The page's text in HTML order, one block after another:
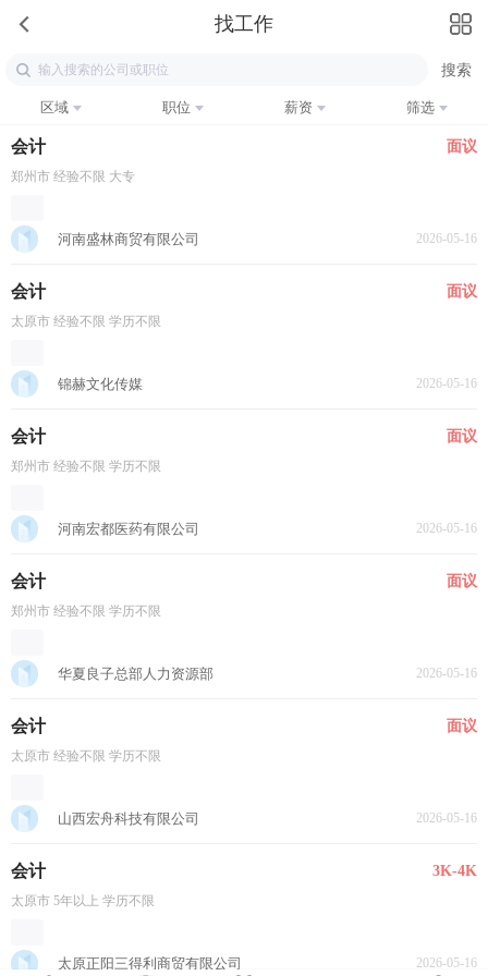
找工作
区域 职位 薪资 筛选
会计 面议
郑州市 经验不限 大专
河南盛林商贸有限公司 2026-05-16
会计 面议
太原市 经验不限 学历不限
锦赫文化传媒 2026-05-16
会计 面议
郑州市 经验不限 学历不限
河南宏都医药有限公司 2026-05-16
会计 面议
郑州市 经验不限 学历不限
华夏良子总部人力资源部 2026-05-16
会计 面议
太原市 经验不限 学历不限
山西宏舟科技有限公司 2026-05-16
会计 3K-4K
太原市 5年以上 学历不限
太原正阳三得利商贸有限公司 2026-05-16